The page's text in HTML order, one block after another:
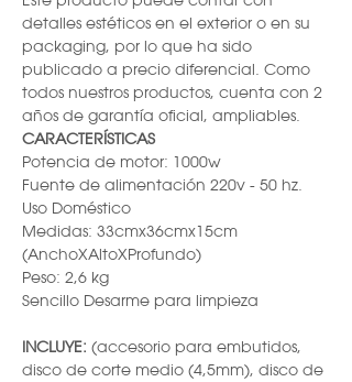
detalles estéticos en el exterior o en su
packaging, por lo que ha sido
publicado a precio diferencial. Como
todos nuestros productos, cuenta con 2
años de garantía oficial, ampliables.
CARACTERÍSTICAS
Potencia de motor: 1000w
Fuente de alimentación 220v - 50 hz.
Uso Doméstico
Medidas: 33cmx36cmx15cm
(AnchoXAltoXProfundo)
Peso: 2,6 kg
Sencillo Desarme para limpieza
INCLUYE: (accesorio para embutidos,
disco de corte medio (4,5mm), disco de